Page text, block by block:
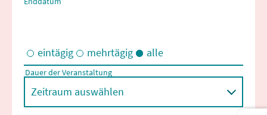
Eintägige und/oder mehrtägige Veranstaltungen
eintägig mehrtägig alle
Dauer der Veranstaltung
Zeitraum auswählen